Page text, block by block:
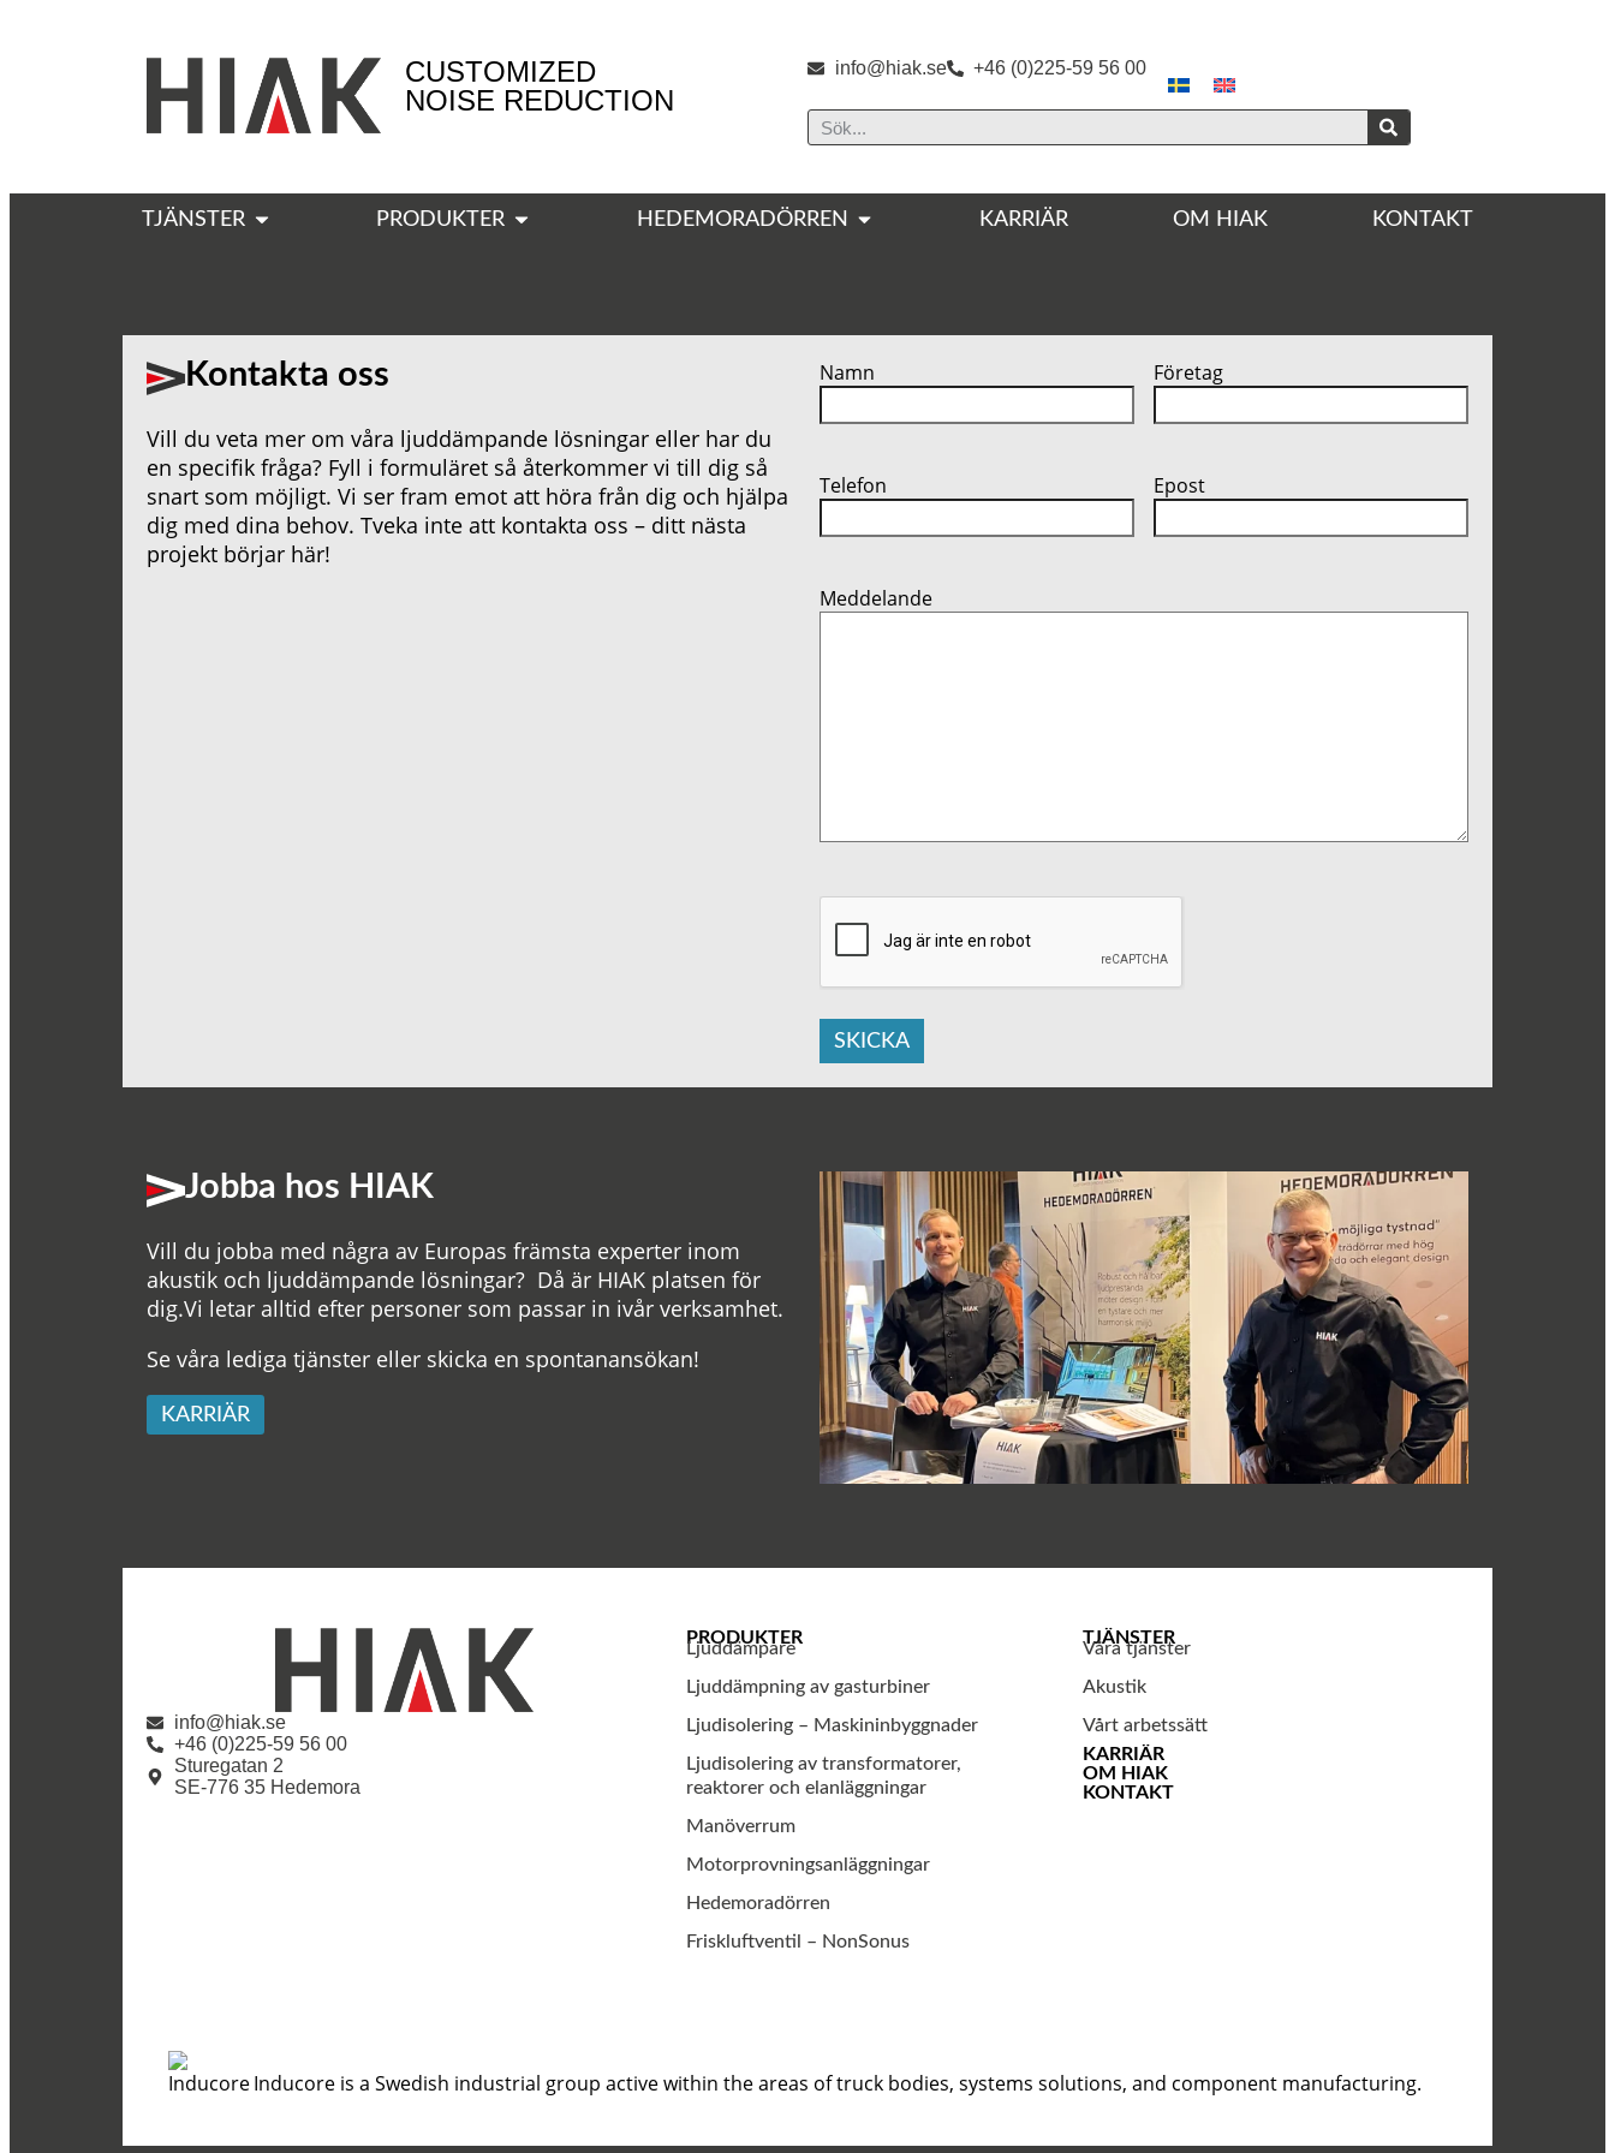
CUSTOMIZED
NOISE REDUCTION
info@hiak.se +46 (0)225-59 56 00
TJÄNSTER PRODUKTER HEDEMORADÖRREN KARRIÄR OM HIAK KONTAKT
Kontakta oss
Vill du veta mer om våra ljuddämpande lösningar eller har du
en specifik fråga? Fyll i formuläret så återkommer vi till dig så
snart som möjligt. Vi ser fram emot att höra från dig och hjälpa
dig med dina behov. Tveka inte att kontakta oss – ditt nästa
projekt börjar här!
Namn Företag
Telefon Epost
Meddelande
SKICKA
Jobba hos HIAK
Vill du jobba med några av Europas främsta experter inom
akustik och ljuddämpande lösningar? Då är HIAK platsen för
dig.Vi letar alltid efter personer som passar in ivår verksamhet.
Se våra lediga tjänster eller skicka en spontanansökan!
KARRIÄR
info@hiak.se
+46 (0)225-59 56 00
Sturegatan 2
SE-776 35 Hedemora
PRODUKTER
Ljuddämpare
Ljuddämpning av gasturbiner
Ljudisolering – Maskininbyggnader
Ljudisolering av transformatorer,
reaktorer och elanläggningar
Manöverrum
Motorprovningsanläggningar
Hedemoradörren
Friskluftventil – NonSonus
TJÄNSTER
Våra tjänster
Akustik
Vårt arbetssätt
KARRIÄR
OM HIAK
KONTAKT
Inducore is a Swedish industrial group active within the areas of truck bodies, systems solutions, and component manufacturing.